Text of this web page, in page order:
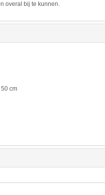
overal bij te kunnen.
cm